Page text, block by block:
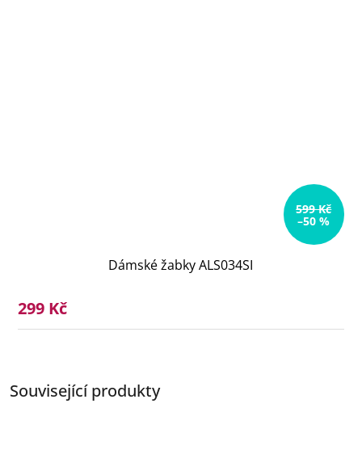
Související produkty
599 Kč
–50 %
Dámské žabky ALS034SI
299 Kč